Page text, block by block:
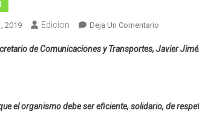
2019 Edicion Deja Un Comentario
ESTA
SERÁ
de Comunicaciones y Transportes, Javier
el organismo debe ser eficiente, solidario, de